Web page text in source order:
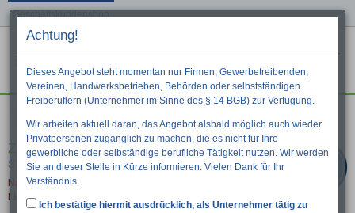
Geschäftskundenshop
Menu Suche
ZOLL Reanimationselektroden OneStep
speziell für ZOLL R-Series
Nach Angaben des Hersteller kommt es zu
Lieferverzögerungen.
Achtung!
Dieses Angebot steht momentan nur Firmen, Gewerbetreibenden,
Vereinen, Handwerksbetrieben, Behörden oder selbstständigen
Freiberuflern (Unternehmer im Sinne des § 14 BGB) zur Verfügung.
Wir arbeiten aktuell daran, das Angebot alsbald möglich auch wieder
Privatpersonen zugänglich zu machen, die es nicht für Ihre
gewerbliche oder selbständige berufliche Tätigkeit nutzen. Wir werden
Sie an dieser Stelle in Kürze informieren. Vielen Dank für Ihr
Verständnis.
Ich bestätige hiermit ausdrücklich, als Unternehmer tätig zu